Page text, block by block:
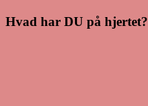
Hvad har DU på hjertet?